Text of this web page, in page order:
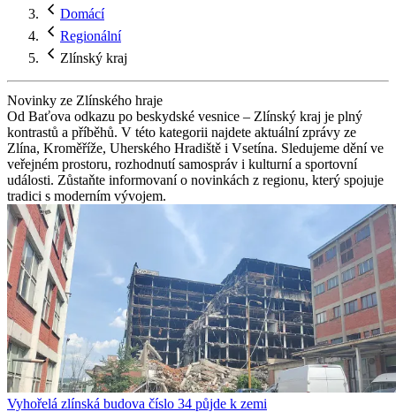
Domácí
Regionální
Zlínský kraj
Novinky ze Zlínského hraje
Od Baťova odkazu po beskydské vesnice – Zlínský kraj je plný
kontrastů a příběhů. V této kategorii najdete aktuální zprávy ze
Zlína, Kroměříže, Uherského Hradiště i Vsetína. Sledujeme dění ve
veřejném prostoru, rozhodnutí samospráv i kulturní a sportovní
události. Zůstaňte informovaní o novinkách z regionu, který spojuje
tradici s moderním vývojem.
Vyhořelá zlínská budova číslo 34 půjde k zemi